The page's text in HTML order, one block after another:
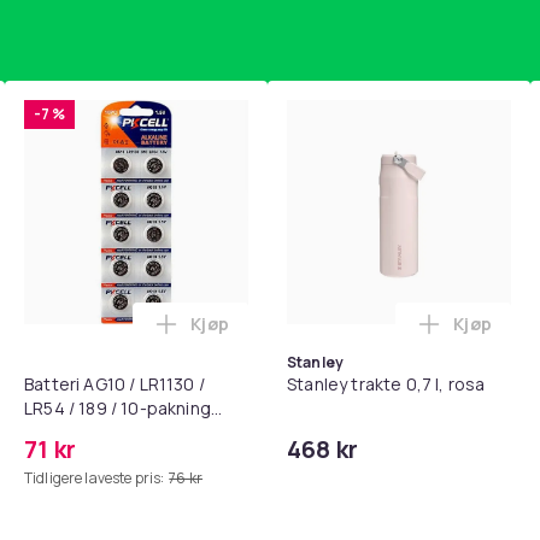
utstyrt med romslige tilkoblingsporter.
c8f87eec-1ceb-5d18-bb26-124ba23d1269
- mage- og kjernetrening, yoga og
for Bose QC35 I/II, QC25, QC15, QC 2 AE 2, AE 2i, AE 2w,
-7 %
Batteri AG10 / LR1130 /
LR54 / 189 / 10-pakning
71 kr
Tidligere laveste pris: 76 kr
Legg Batteri AG10 / LR1130 / LR54 / 189
Kjøp
Stanley
Stanley trakte 0,7 l, rosa
468 kr
Legg
Kjøp